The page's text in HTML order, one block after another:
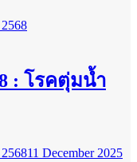
: โรคตุ่มนํ้า
11 December 2025